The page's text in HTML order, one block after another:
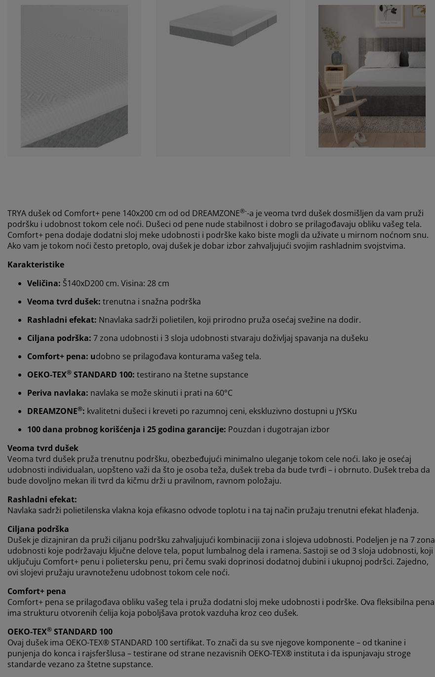
TRYA dušek od Comfort+ pene 140x200 cm od od DREAMZONE®--a je veoma tvrd dušek dosmišljen da vam pruži
podršku i udobnost tokom cele noći. Dušeci od pene nude stabilnost i dobro se prilagođavaju obliku vašeg tela.
Comfort+ pena dodaje dodatni sloj meke udobnosti i podrške kako biste mogli da uživate u mirnom noćnom snu.
Ako vam je tokom noći često pretoplo, ovaj dušek je dobar izbor zahvaljujući svojim rashladnim svojstvima.
Karakteristike
Veličina: Š140xD200 cm. Visina: 28 cm
Veoma tvrd dušek: trenutna i snažna podrška
Rashladni efekat: Nnavlaka sadrži polietilen, koji prirodno pruža osećaj svežine na dodir.
Ciljana podrška: 7 zona udobnosti i 3 sloja udobnosti stvaraju doživljaj spavanja na dušeku
Comfort+ pena: udobno se prilagođava konturama vašeg tela.
OEKO-TEX® STANDARD 100: testirano na štetne supstance
Periva navlaka: navlaka se može skinuti i prati na 60°C
DREAMZONE®: kvalitetni dušeci i kreveti po razumnoj ceni, ekskluzivno dostupni u JYSKu
100 dana probnog korišćenja i 25 godina garancije: Pouzdan i dugotrajan izbor
Veoma tvrd dušek
Veoma tvrd dušek pruža trenutnu podršku, obezbeđujući minimalno uleganje tokom cele noći. Iako je osećaj
udobnosti individualan, uopšteno važi da što je osoba teža, dušek treba da bude tvrđi – i obrnuto. Dušek treba da
bude dovoljno mekan ili tvrd da kičmu drži u pravilnom, ravnom položaju.
Rashladni efekat:
Navlaka sadrži polietilenska vlakna koja efikasno odvode toplotu i na taj način pružaju trenutni efekat hlađenja.
Ciljana podrška
Dušek je dizajniran da pruži ciljanu podršku zahvaljujući kombinaciji zona i slojeva udobnosti. Podeljen je na 7 zona
udobnosti koje podržavaju ključne delove tela, poput lumbalnog dela i ramena. Sastoji se od 3 sloja udobnosti, koji
uključuju Comfort+ penu i polietersku penu, pri čemu svaki doprinosi dodatnoj dubini i ukupnoj podršci. Zajedno,
ovi slojevi pružaju uravnoteženu udobnost tokom cele noći.
Comfort+ pena
Comfort+ pena se prilagođava obliku vašeg tela i pruža dodatni sloj meke udobnosti i podrške. Ova fleksibilna pena
ima strukturu otvorenih ćelija koja poboljšava protok vazduha kroz ceo dušek.
OEKO-TEX® STANDARD 100
Ovaj dušek ima OEKO-TEX® STANDARD 100 sertifikat. To znači da su sve njegove komponente – od tkanine i
punjenja do konca i rajsferšlusa – testirane od strane nezavisnih OEKO-TEX® instituta i da ispunjavaju stroge
standarde vezano za štetne supstance.